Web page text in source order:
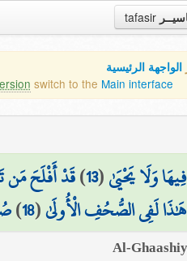
tafasir
الواجهة الرئيسية
switch to the Main interface
وَلَا يَحْيَىٰ(
13
)قَدْ أَفْلَحَ مَن
لَفِي الصُّحُفِ الْأُولَىٰ(
18
)